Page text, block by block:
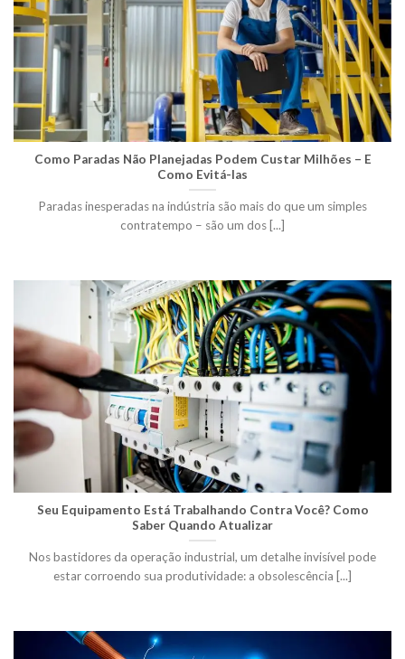
Como Paradas Não Planejadas Podem Custar Milhões – E
Como Evitá-las
Paradas inesperadas na indústria são mais do que um simples
contratempo – são um dos [...]
Seu Equipamento Está Trabalhando Contra Você? Como
Saber Quando Atualizar
Nos bastidores da operação industrial, um detalhe invisível pode
estar corroendo sua produtividade: a obsolescência [...]